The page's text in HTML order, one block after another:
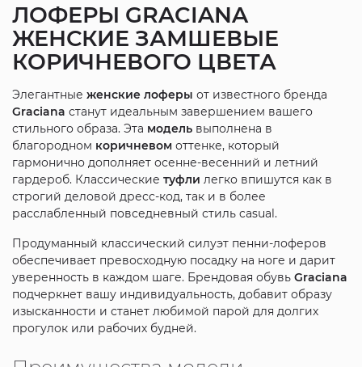
ЛОФЕРЫ GRACIANA
ЖЕНСКИЕ ЗАМШЕВЫЕ
КОРИЧНЕВОГО ЦВЕТА
Элегантные женские лоферы от известного бренда
Graciana станут идеальным завершением вашего
стильного образа. Эта модельвыполнена в
благородном коричневомоттенке, который
гармонично дополняет осенне-весенний и летний
гардероб. Классические туфли легко впишутся как в
строгий деловой дресс-код, так и в более
расслабленный повседневный стиль casual.
Продуманный классический силуэт пенни-лоферов
обеспечивает превосходную посадку на ноге и дарит
уверенность в каждом шаге. Брендовая обувь Graciana
подчеркнет вашу индивидуальность, добавит образу
изысканности и станет любимой парой для долгих
прогулок или рабочих будней.